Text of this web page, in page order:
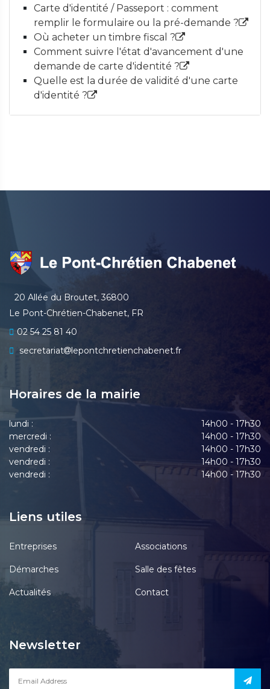
Carte d'identité / Passeport : comment
remplir le formulaire ou la pré-demande ?
Où acheter un timbre fiscal ?
Comment suivre l'état d'avancement d'une
demande de carte d'identité ?
Quelle est la durée de validité d'une carte
d'identité ?
20 Allée du Broutet, 36800
Le Pont-Chrétien-Chabenet, FR
02 54 25 81 40
secretariat
lepontchretienchabenet.fr
Horaires de la mairie
lundi :
14h00 - 17h30
mercredi :
14h00 - 17h30
vendredi :
14h00 - 17h30
vendredi :
14h00 - 17h30
vendredi :
14h00 - 17h30
Liens utiles
Entreprises Associations
Démarches Salle des fêtes
Actualités Contact
Newsletter